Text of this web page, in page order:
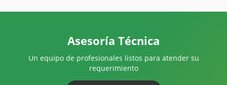
Asesoría Técnica
Un equipo de profesionales listos para atender su
requerimiento